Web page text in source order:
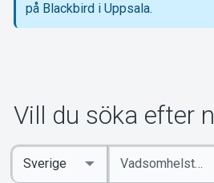
på Blackbird i Uppsala.
Vill du söka efter
Ange
sökord
Select
Country